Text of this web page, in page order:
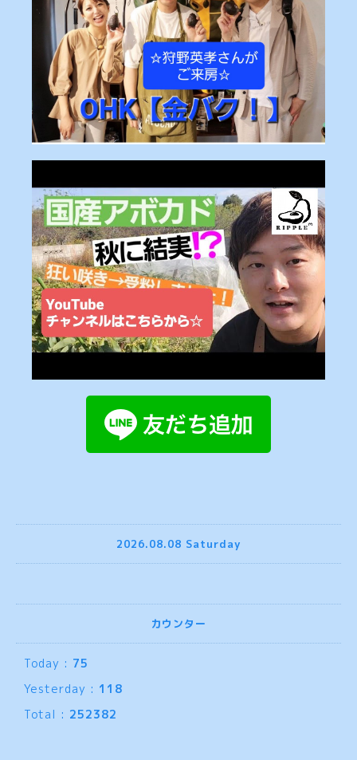
2026.08.08 Saturday
カウンター
Today : 75
Yesterday : 118
Total : 252382